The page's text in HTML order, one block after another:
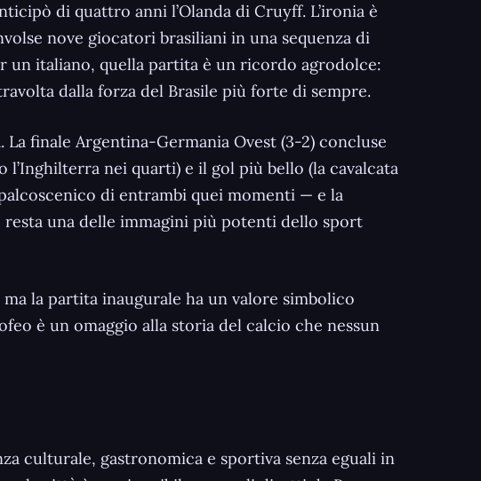
di quattro anni l’Olanda di Cruyff. L’ironia è
nove giocatori brasiliani in una sequenza di
un italiano, quella partita è un ricordo agrodolce:
dalla forza del Brasile più forte di sempre.
finale Argentina-Germania Ovest (3-2) concluse
l’Inghilterra nei quarti) e il gol più bello (la cavalcata
di entrambi quei momenti — e la
una delle immagini più potenti dello sport
la partita inaugurale ha un valore simbolico
è un omaggio alla storia del calcio che nessun
culturale, gastronomica e sportiva senza eguali in